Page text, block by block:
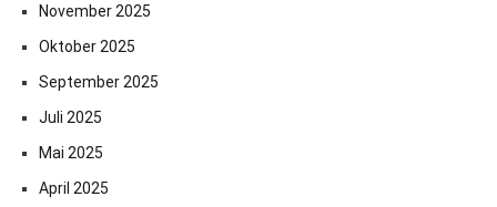
November 2025
Oktober 2025
September 2025
Juli 2025
Mai 2025
April 2025